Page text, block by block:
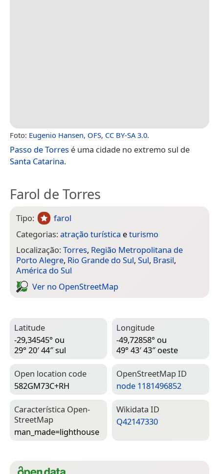
Foto: Eugenio Hansen, OFS, CC BY-SA 3.0.
Passo de Torres é uma cidade no extremo sul de
Santa Catarina.
Farol de Torres
Tipo:
farol
Categorias:atração turística eturismo
Localização:Torres, Região Metropolitana de
Porto Alegre, Rio Grande do Sul, Sul, Brasil,
América do Sul
Ver no Open­Street­Map
Latitude
-29,34545° ou
29° 20′ 44″ sul
Longitude
-49,72858° ou
49° 43′ 43″ oeste
Open location code
582GM73C+RH
Open­Street­Map ID
node 1181496852
Característica Open­
Street­Map
man_made=­lighthouse
Wiki­data ID
Q42147330